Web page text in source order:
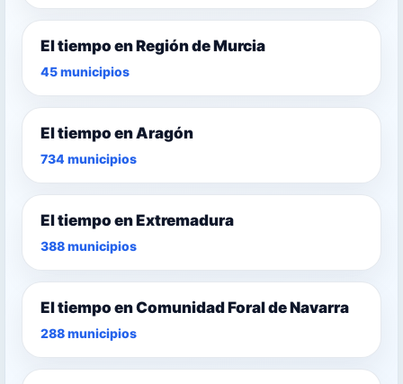
El tiempo en Región de Murcia
45 municipios
El tiempo en Aragón
734 municipios
El tiempo en Extremadura
388 municipios
El tiempo en Comunidad Foral de Navarra
288 municipios